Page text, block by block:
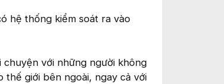
hệ thống kiểm soát ra vào
với những người không
giới bên ngoài, ngay cả với